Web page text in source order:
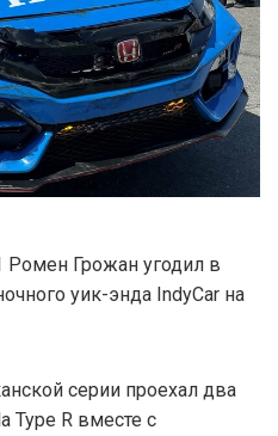
Грожан угодил в
уик-энда IndyCar на
серии проехал два
Type R вместе с